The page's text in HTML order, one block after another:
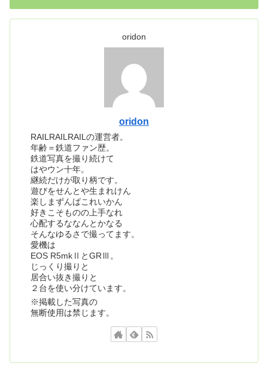
oridon
oridon
RAILRAILRAILの運営者。
年齢＝鉄道ファン歴。
鉄道写真を撮り続けて
はやウン十年。
継続だけが取り柄です。
遊びをせんとや生まれけん
楽しまずんばこれいかん
好きこそものの上手なれ
心配するななんとかなる
そんなゆるさで撮ってます。
愛機は
EOS R5mkⅡとGRⅢ。
じっくり撮りと
居合い抜き撮りと
２台を使い分けています。
※掲載した写真の
無断使用は禁じます。